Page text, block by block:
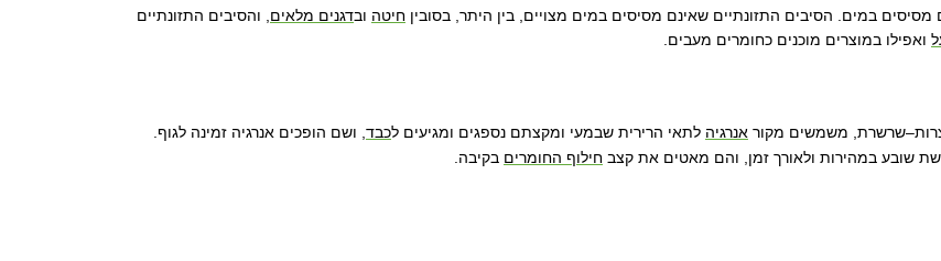
מסיסים במים. הסיבים התזונתיים שאינם מסיסים במים מצויים, בין היתר, בסובין חיטה ובדגנים מלאים
והסיבים התזונתיים
ואפילו במוצרים מוכנים כחומרים מעבים
משמשים מקור אנרגיה לתאי הרירית שבמעי ומקצתם נספגים ומגיעים לכבד ושם הופכים אנרגיה זמינה לגוף
שובע במהירות ולאורך זמן, והם מאטים את קצב חילוף החומרים בקיבה